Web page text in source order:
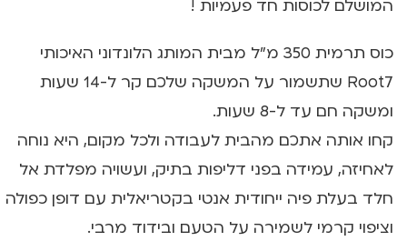
המושלם לכוסות חד פעמיות !
כוס תרמית 350 מ"ל מבית המותג הלונדוני האיכותי
Root7 שתשמור על המשקה שלכם קר ל-14 שעות
ומשקה חם עד ל-8 שעות.
קחו אותה אתכם מהבית לעבודה ולכל מקום, היא נוחה
לאחיזה, עמידה בפני דליפות בתיק, ועשויה מפלדת אל
חלד בעלת פיה ייחודית אנטי בקטריאלית עם דופן כפולה
וציפוי קרמי לשמירה על הטעם ובידוד מרבי.